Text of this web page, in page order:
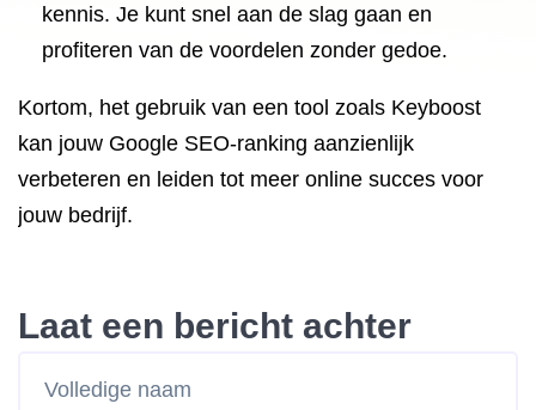
kennis. Je kunt snel aan de slag gaan en
profiteren van de voordelen zonder gedoe.
Kortom, het gebruik van een tool zoals Keyboost
kan jouw Google SEO-ranking aanzienlijk
verbeteren en leiden tot meer online succes voor
jouw bedrijf.
Laat een bericht achter